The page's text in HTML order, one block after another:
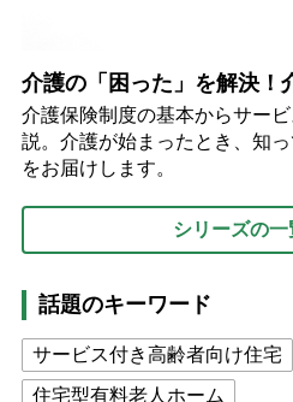
介護の「困った」を解決！
介護保険制度の基本からサー
説。介護が始まったとき、知
をお届けします。
シリーズの一
話題のキーワード
サービス付き高齢者向け住宅
住宅型有料老人ホーム